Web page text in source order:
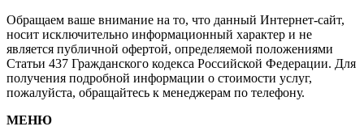
Обращаем ваше внимание на то, что данный Интернет-сайт,
носит исключительно информационный характер и не
является публичной офертой, определяемой положениями
Статьи 437 Гражданского кодекса Российской Федерации. Для
получения подробной информации о стоимости услуг,
пожалуйста, обращайтесь к менеджерам по телефону.
МЕНЮ